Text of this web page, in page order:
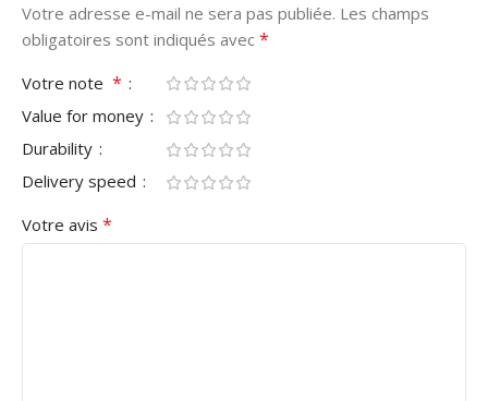
Votre adresse e-mail ne sera pas publiée. Les champs
obligatoires sont indiqués avec *
Votre note *
Value for money
Durability
Delivery speed
Votre avis *